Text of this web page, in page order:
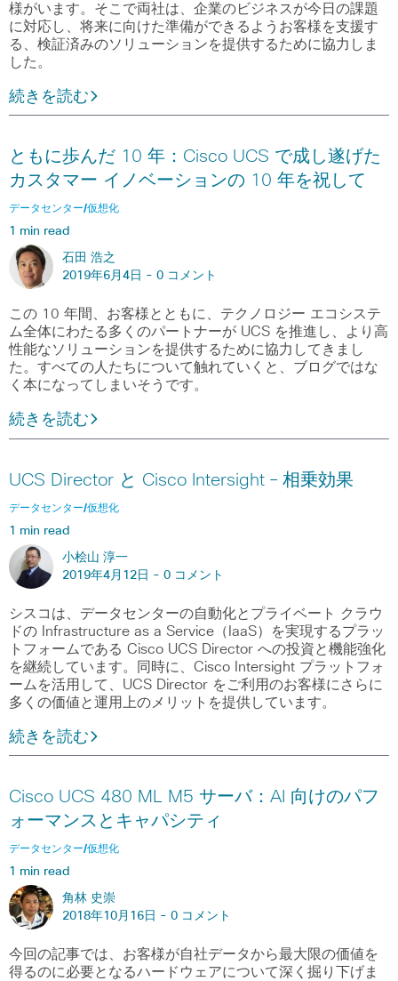
様がいます。そこで両社は、企業のビジネスが今日の課題
に対応し、将来に向けた準備ができるようお客様を支援す
る、検証済みのソリューションを提供するために協力しま
した。
続きを読む
ともに歩んだ 10 年：Cisco UCS で成し遂げた
カスタマー イノベーションの 10 年を祝して
データセンター/仮想化
1 min read
石田 浩之
2019年6月4日 - 0 コメント
この 10 年間、お客様とともに、テクノロジー エコシステ
ム全体にわたる多くのパートナーが UCS を推進し、より高
性能なソリューションを提供するために協力してきまし
た。すべての人たちについて触れていくと、ブログではな
く本になってしまいそうです。
続きを読む
UCS Director と Cisco Intersight – 相乗効果
データセンター/仮想化
1 min read
小桧山 淳一
2019年4月12日 - 0 コメント
シスコは、データセンターの自動化とプライベート クラウ
ドの Infrastructure as a Service（IaaS）を実現するプラッ
トフォームである Cisco UCS Director への投資と機能強化
を継続しています。同時に、Cisco Intersight プラットフォ
ームを活用して、UCS Director をご利用のお客様にさらに
多くの価値と運用上のメリットを提供しています。
続きを読む
Cisco UCS 480 ML M5 サーバ：AI 向けのパフ
ォーマンスとキャパシティ
データセンター/仮想化
1 min read
角林 史崇
2018年10月16日 - 0 コメント
今回の記事では、お客様が自社データから最大限の価値を
得るのに必要となるハードウェアについて深く掘り下げま